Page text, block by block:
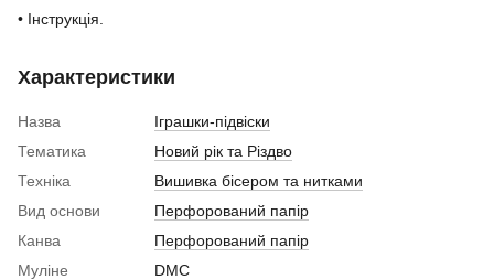
• Інструкція.
Характеристики
Назва
Іграшки-підвіски
Тематика
Новий рік та Різдво
Техніка
Вишивка бісером та нитками
Вид основи
Перфорований папір
Канва
Перфорований папір
Муліне
DMC